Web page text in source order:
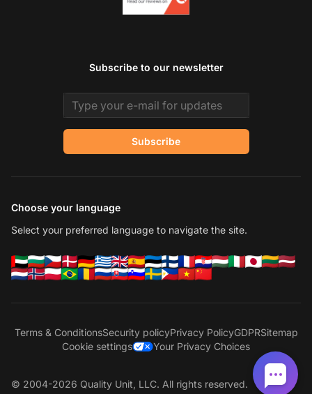
Subscribe to our newsletter
Email address
Subscribe
Choose your language
Select your preferred language to navigate the site.
Terms & ConditionsSecurity policyPrivacy PolicyGDPRSitemap
Cookie settings
Your Privacy Choices
© 2004-2026 Quality Unit, LLC. All rights reserved.